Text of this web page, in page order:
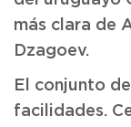
más clara de
Dzagoev.
El conjunto
facilidades.